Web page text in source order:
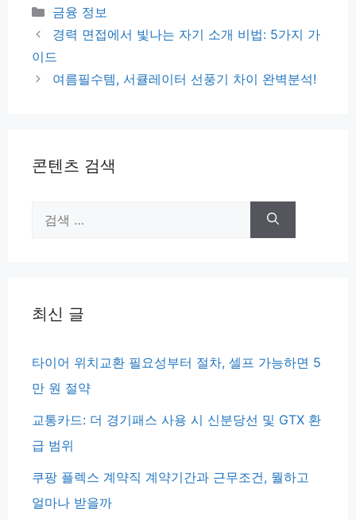
카
테
리
금융 정보
경력 면접에서 빛나는 자기 소개 비법: 5가지 가
이드
여름필수템, 서큘레이터 선풍기 차이 완벽분석!
콘텐츠 검색
최신 글
타이어 위치교환 필요성부터 절차, 셀프 가능하면 5
만 원 절약
교통카드: 더 경기패스 사용 시 신분당선 및 GTX 환
급 범위
쿠팡 플렉스 계약직 계약기간과 근무조건, 뭘하고
얼마나 받을까